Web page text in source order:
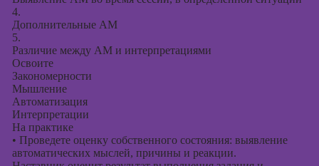
4.
Дополнительные АМ
5.
Различие между АМ и интерпретациями
Освоите
Закономерности
Мышление
Автоматизация
Интерпретации
На практике
• Проведете оценку собственного состояния: выявление
автоматических мыслей, причины и реакции.